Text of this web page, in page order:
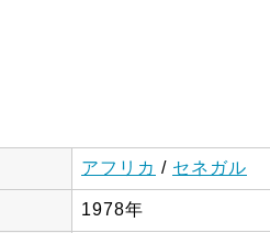
アフリカ / セネガル
1978年